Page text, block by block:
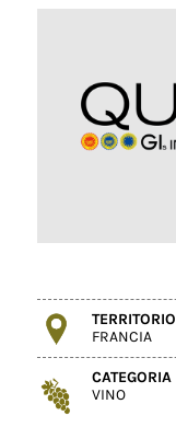
TERRITORIO
FRANCIA
CATEGORIA
VINO